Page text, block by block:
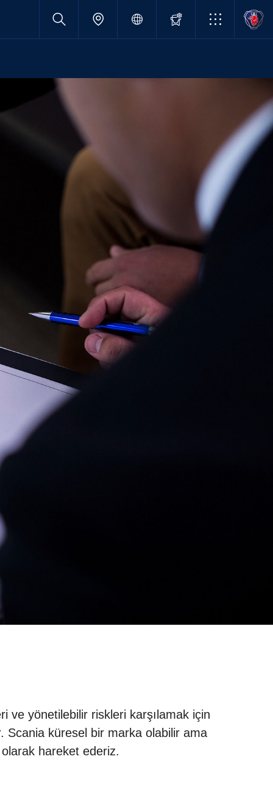
ve yönetilebilir riskleri karşılamak için
Scania küresel bir marka olabilir ama
hareket ederiz.